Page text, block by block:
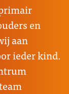
en
aan
ieder kind.